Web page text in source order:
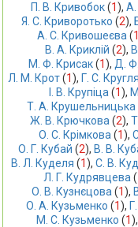
П. В. Кривобок (1), А.
Я. С. Криворотько (2),
А. С. Кривошеєва (1
В. А. Криклій (2),
М. Ф. Крисак (1), Д.
Л. М. Крот (1), Г. С.
І. В. Крупіца (1),
Т. А. Крушельницька
Ж. В. Крючкова (2),
О. С. Крімкова (1),
О. Г. Кубай (2), В. В.
В. Л. Куделя (1), С. В.
Л. Г. Кудрявцева (
О. В. Кузнєцова (1),
О. А. Кузьменко (1),
М. С. Кузьменко (1),